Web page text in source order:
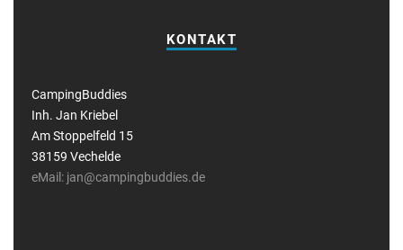
KONTAKT
CampingBuddies
Inh. Jan Kriebel
Am Stoppelfeld 15
38159 Vechelde
eMail: jan@campingbuddies.de